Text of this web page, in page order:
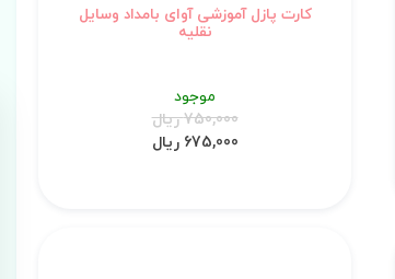
کارت پازل آموزشی آوای بامداد وسایل
نقلیه
موجود
750,000 ریال
675,000 ریال